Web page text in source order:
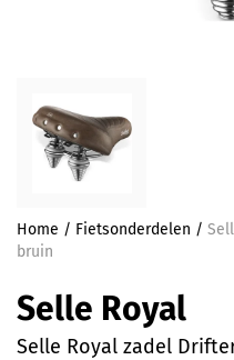
Home / Fietsonderdelen /
bruin
Selle Royal
Selle Royal zadel